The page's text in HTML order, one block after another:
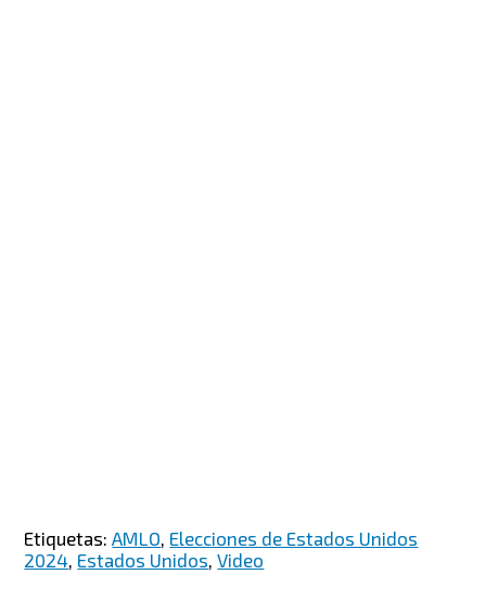
Etiquetas:AMLO, Elecciones de Estados Unidos
2024, Estados Unidos,Video